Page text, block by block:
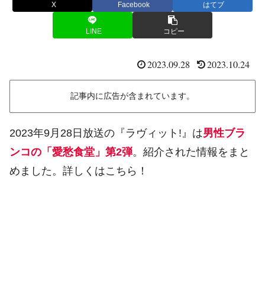
X Facebook はてブ
LINE コピー
2023.09.28 2023.10.24
記事内に広告が含まれています。
2023年9月28日放送の『ラヴィット!』は男性ブラ
ンコの「愛愁食堂」第2弾。紹介された情報をまと
めました。詳しくはこちら！